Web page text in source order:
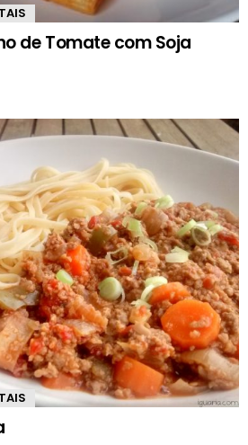
de Tomate com Soja